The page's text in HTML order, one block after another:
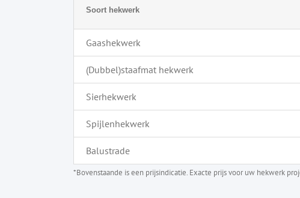
Soort hekwerk
Gaashekwerk
(Dubbel)staafmat hekwerk
Sierhekwerk
Spijlenhekwerk
Balustrade
*Bovenstaande is een prijsindicatie. Exacte prijs voor uw hekwerk